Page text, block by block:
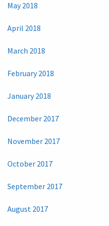
May 2018
April 2018
March 2018
February 2018
January 2018
December 2017
November 2017
October 2017
September 2017
August 2017